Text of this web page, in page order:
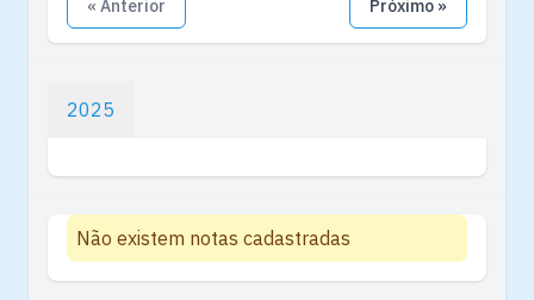
« Anterior Próximo »
2025
Não existem notas cadastradas